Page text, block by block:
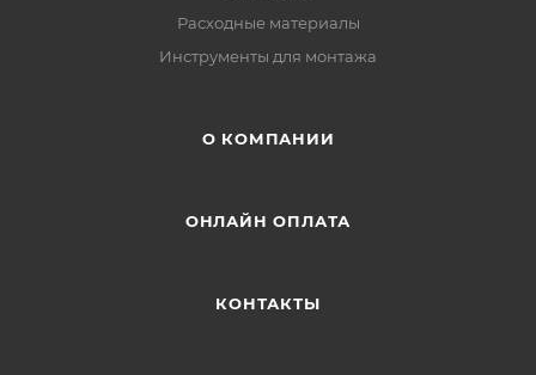
Расходные материалы
Инструменты для монтажа
О КОМПАНИИ
ОНЛАЙН ОПЛАТА
КОНТАКТЫ